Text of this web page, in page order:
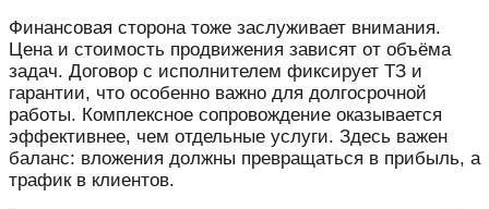
Финансовая сторона тоже заслуживает внимания.
Цена и стоимость продвижения зависят от объёма
задач. Договор с исполнителем фиксирует ТЗ и
гарантии, что особенно важно для долгосрочной
работы. Комплексное сопровождение оказывается
эффективнее, чем отдельные услуги. Здесь важен
баланс: вложения должны превращаться в прибыль, а
трафик в клиентов.